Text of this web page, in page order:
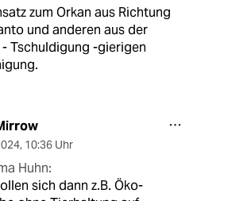
zum Orkan aus Richtung
und anderen aus der
- Tschuldigung -gierigen
, 10:36 Uhr
Huhn:
sich dann z.B. Öko-